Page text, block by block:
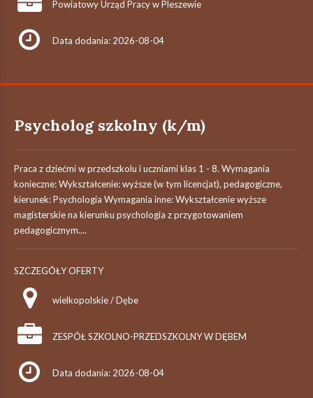
Powiatowy Urząd Pracy w Pleszewie
Data dodania: 2026-08-04
Psycholog szkolny (k/m)
Praca z dziećmi w przedszkolu i uczniami klas 1 - 8. Wymagania
konieczne: Wykształcenie: wyższe (w tym licencjat), pedagogiczne,
kierunek: Psychologia Wymagania inne: Wykształcenie wyższe
magisterskie na kierunku psychologia z przygotowaniem
pedagogicznym....
SZCZEGÓŁY OFERTY
wielkopolskie / Dębe
ZESPÓŁ SZKOLNO-PRZEDSZKOLNY W DĘBEM
Data dodania: 2026-08-04